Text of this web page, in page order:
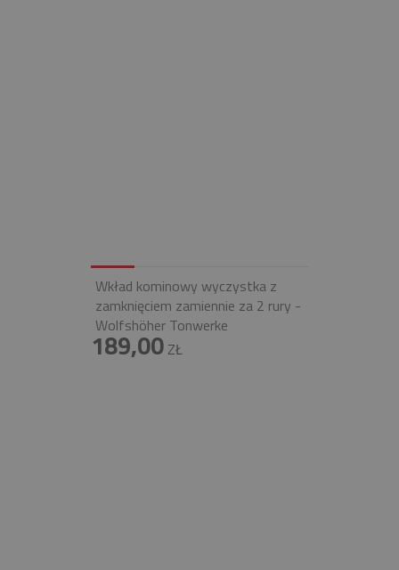
Wkład kominowy wyczystka z
zamknięciem zamiennie za 2 rury -
Wolfshöher Tonwerke
189,00ZŁ